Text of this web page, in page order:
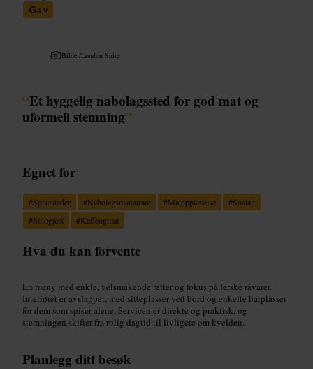
4,9
Bilde /London Suite
“Et hyggelig nabolagssted for god mat og
uformell stemning”
Egnet for
#Spisesteder #Nabolagsrestaurant #Matopplevelse #Sosialt
#Sologjest #Kaffeogmat
Hva du kan forvente
En meny med enkle, velsmakende retter og fokus på ferske råvarer.
Interiøret er avslappet, med sitteplasser ved bord og enkelte barplasser
for dem som spiser alene. Servicen er direkte og praktisk, og
stemningen skifter fra rolig dagtid til livligere om kvelden.
Planlegg ditt besøk